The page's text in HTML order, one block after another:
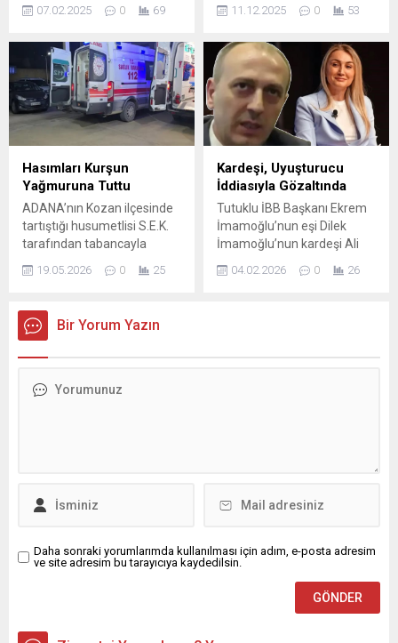
Alparslan Türkeş Bilim ve
saldırısına uğrayan Saltuk
kaybetti. Olay, saat 19.30
sıralarında merkez Seyhan
ilçesi Gürselpaşa
Mahallesi’nde meydana
geldi. Otomobilini oturduğu
apartmanın otoparkına park
eden Saltuk Buğra Keçebaş,
aracından indiğinde kimliği
belirsiz bir kişinin tabancalı
saldırısına uğradı. Keçebaş,
vücudunun...
07.02.2025 0 69
birbirleriyle maç yapmalarını
7’nci yılını geride bıraktı.
2025 yılında Çukurova
Silo’nun sponsorluğunda
gerçekleşen defi ligi, yılsonu
turnuvası ve kupa töreninin
yapıldığı muhteşem bir
finalle son buldu. 15 Nisan–
14 Kasım 2025 tarihlerinde...
11.12.2025 0 53
Hasımları Kurşun
Yağmuruna Tuttu
ADANA’nın Kozan ilçesinde
tartıştığı husumetlisi S.E.K.
tarafından tabancayla
sırtından vurulan Emin
Bozkurt (25), kaldırıldığı
Olay, 17 Mayıs saat 01.00
sıralarında Kozan ilçesi
meydana geldi. Emin
19.05.2026 0 25
Kardeşi, Uyuşturucu
İddiasıyla Gözaltında
Tutuklu İBB Başkanı Ekrem
İmamoğlu’nun eşi Dilek
İmamoğlu’nun kardeşi Ali
Kaya, gözaltına alındı.
İddiaya göre; Kaya hakkında
04.02.2026 0 26
Bir Yorum Yazın
Daha sonraki yorumlarımda kullanılması için adım, e-posta adresim
ve site adresim bu tarayıcıya kaydedilsin.